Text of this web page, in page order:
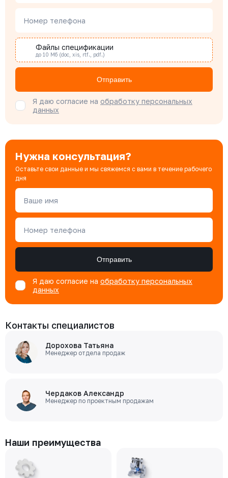
Наталья Гомонова
Бондарюк Евгения
Специалист отдела продаж
Номер телефона
Файлы спецификации
до 10 Мб (doc, xis, rtf., pdf.)
Отправить
Я даю согласие на обработку персональных
данных
Нужна консультация?
Оставьте свои данные и мы свяжемся с вами в течение рабочего
дня
Ваше имя
Номер телефона
Отправить
Я даю согласие на обработку персональных
данных
Контакты специалистов
Дорохова Татьяна
Менеджер отдела продаж
Чердаков Александр
Менеджер по проектным продажам
Наши преимущества